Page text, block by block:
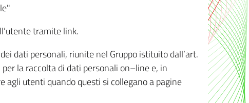
tramite link.
dati personali, riunite nel Gruppo istituito dall’art.
la raccolta di dati personali on–line e, in
utenti quando questi si collegano a pagine